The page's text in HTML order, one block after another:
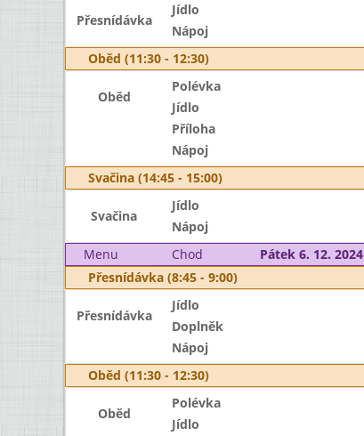
Přesnídávka
Jídlo
Nápoj
Oběd (11:30 - 12:30)
Oběd
Polévka
Jídlo
Příloha
Nápoj
Svačina (14:45 - 15:00)
Svačina
Jídlo
Nápoj
Menu
Chod Pátek 6. 12. 2024
Přesnídávka (8:45 - 9:00)
Přesnídávka
Jídlo
Doplněk
Nápoj
Oběd (11:30 - 12:30)
Oběd
Polévka
Jídlo